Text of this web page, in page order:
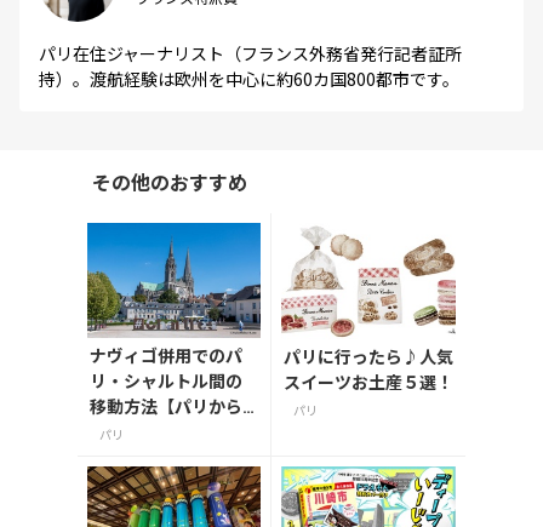
パリ在住ジャーナリスト（フランス外務省発行記者証所
持）。渡航経験は欧州を中心に約60カ国800都市です。
その他のおすすめ
ナヴィゴ併用でのパ
リ・シャルトル間の
移動方法【パリから
日帰り圏内】
パリ
パリに行ったら♪人気
スイーツお土産５選！
パリ